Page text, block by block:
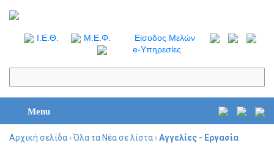
I.Ε.Θ. Μ.Ε.Φ.
Είσοδος Μελών
e-Υπηρεσίες
Menu
Αρχική σελίδα ›Όλα τα Νέα σε λίστα ›Αγγελίες - Εργασία